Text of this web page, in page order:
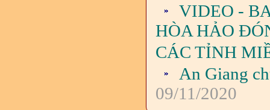
VIDEO -
HÒA HẢO
CÁC TỈNH
An Giang
09/11/2020